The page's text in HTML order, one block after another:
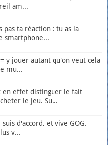
am...
pas ta réaction : tu as la
smartphone...
y jouer autant qu'on veut cela
mu...
en effet distinguer le fait
le jeu. Su...
d'accord, et vive GOG.
v...